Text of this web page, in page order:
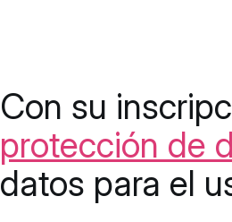
Con su
protección de
datos para el